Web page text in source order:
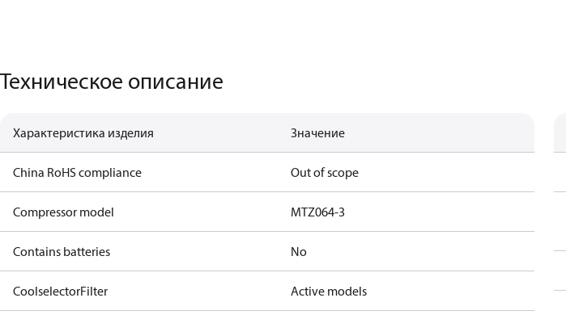
Техническое описание
Характеристика изделия Значение
China RoHS compliance Out of scope
Compressor model MTZ064-3
Contains batteries No
CoolselectorFilter Active models